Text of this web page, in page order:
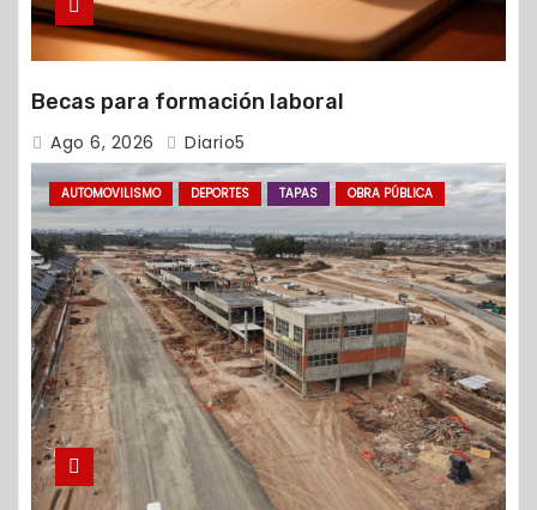
Becas para formación laboral
Ago 6, 2026 Diario5
AUTOMOVILISMO DEPORTES TAPAS OBRA PÚBLICA